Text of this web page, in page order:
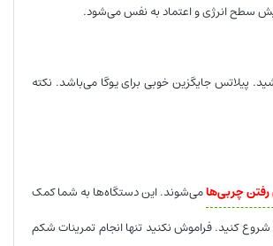
سطح انرژی و اعتماد به نفس می‌شود.
پیلاتس جایگزین خوبی برای یوگا می‌باشد. نکته
رفتن چربی‌هامی‌شوند. این دستگاه‌ها به شما کمک
کنید. فراموش نکنید تنها انجام تمرینات شکم